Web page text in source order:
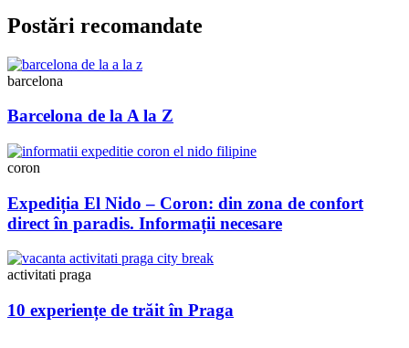
Postări recomandate
barcelona
Barcelona de la A la Z
coron
Expediția El Nido – Coron: din zona de confort
direct în paradis. Informații necesare
activitati praga
10 experiențe de trăit în Praga